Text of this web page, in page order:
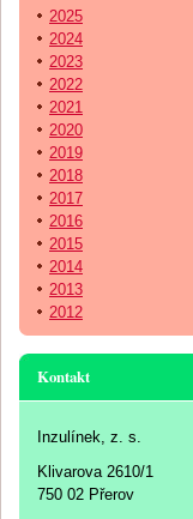
2025
2024
2023
2022
2021
2020
2019
2018
2017
2016
2015
2014
2013
2012
Kontakt
Inzulínek, z. s.
Klivarova 2610/1
750 02 Přerov